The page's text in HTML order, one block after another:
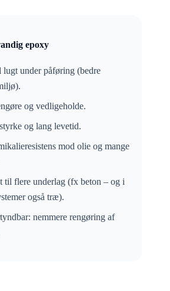
epoxy
under påføring (bedre
og vedligeholde.
og lang levetid.
mod olie og mange
til flere underlag (fx beton – og i
også træ).
nemmere rengøring af